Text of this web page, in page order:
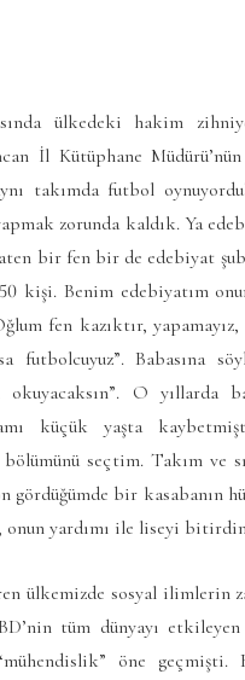
ülkedeki hakim
İl Kütüphane
takımda futbol
zorunda kaldık. Ya
bir fen bir de edebiyat
kişi. Benim edebiyatım
fen kazıktır,
futbolcuyuz”. Babasına
okuyacaksın”. O yıllarda
küçük yaşta
seçtim. Takım ve
gördüğümde bir kasabanın
onun yardımı ile liseyi
ülkemizde sosyal ilimlerin
tüm dünyayı etkileyen
öne geçmişti.